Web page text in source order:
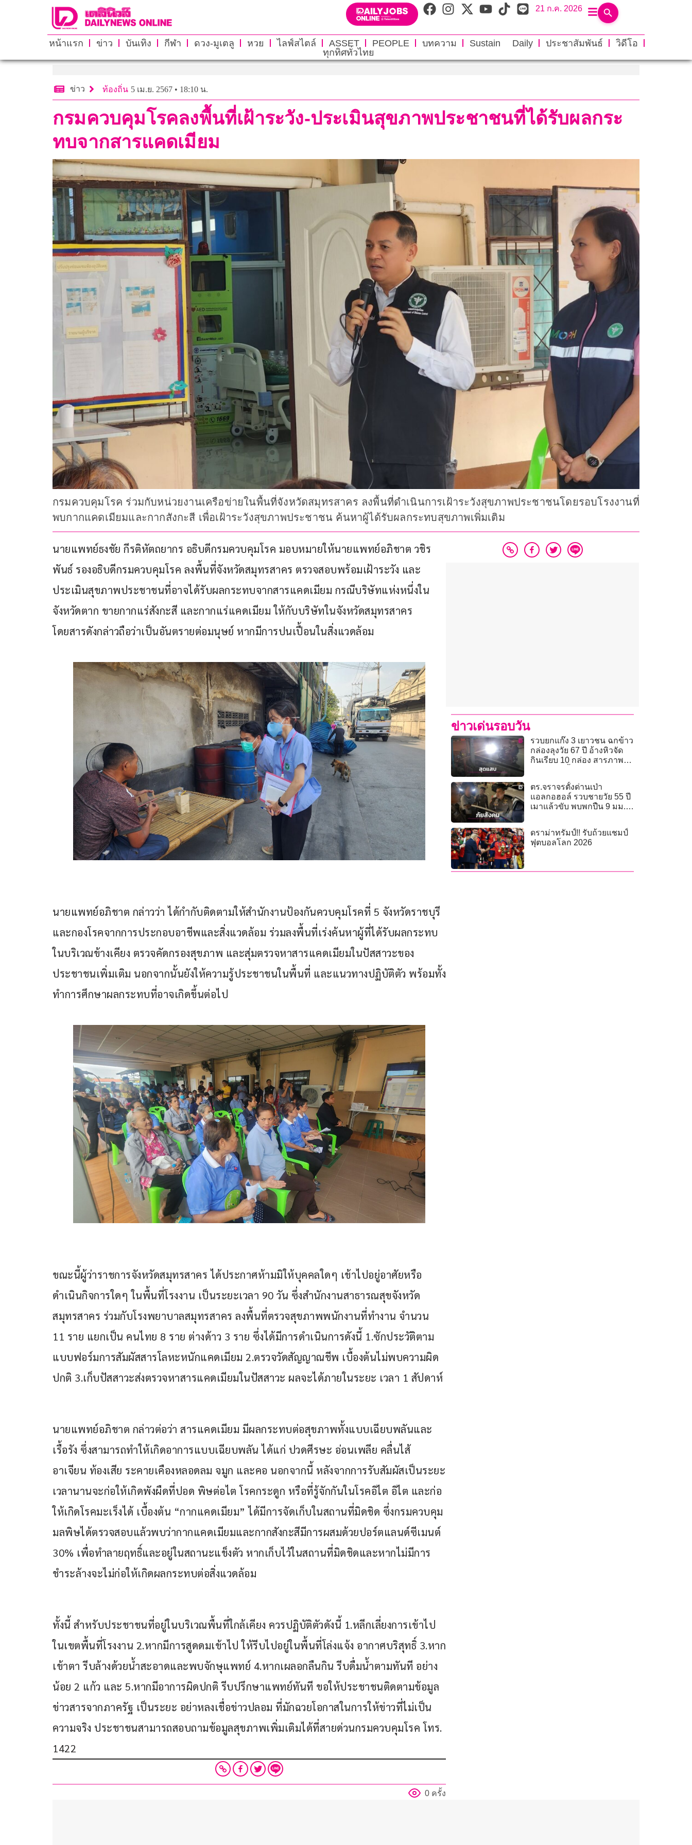
21 ก.ค. 2026
หน้าแรก ข่าว บันเทิง กีฬา ดวง-มูเตลู หวย ไลฟ์สไตล์ ASSET PEOPLE บทความ Sustain Daily ประชาสัมพันธ์
วิดีโอ
ทุกทิศทั่วไทย
ข่าว ท้องถิ่น 5 เม.ย. 2567 • 18:10 น.
กรมควบคุมโรคลงพื้นที่เฝ้าระวัง-ประเมินสุขภาพประชาชนที่ได้รับผลกระ
ทบจากสารแคดเมียม
กรมควบคุมโรค ร่วมกับหน่วยงานเครือข่ายในพื้นที่จังหวัดสมุทรสาคร ลงพื้นที่ดำเนินการเฝ้าระวังสุขภาพประชาชนโดยรอบโรงงานที่
พบกากแคดเมียมและกากสังกะสี เพื่อเฝ้าระวังสุขภาพประชาชน ค้นหาผู้ได้รับผลกระทบสุขภาพเพิ่มเติม
นายแพทย์ธงชัย กีรติหัตถยากร อธิบดีกรมควบคุมโรค มอบหมายให้นายแพทย์อภิชาต วชิร
พันธ์ รองอธิบดีกรมควบคุมโรค ลงพื้นที่จังหวัดสมุทรสาคร ตรวจสอบพร้อมเฝ้าระวัง และ
ประเมินสุขภาพประชาชนที่อาจได้รับผลกระทบจากสารแคดเมียม กรณีบริษัทแห่งหนึ่งใน
จังหวัดตาก ขายกากแร่สังกะสี และกากแร่แคดเมียม ให้กับบริษัทในจังหวัดสมุทรสาคร
โดยสารดังกล่าวถือว่าเป็นอันตรายต่อมนุษย์ หากมีการปนเปื้อนในสิ่งแวดล้อม
นายแพทย์อภิชาต กล่าวว่า ได้กำกับติดตามให้สำนักงานป้องกันควบคุมโรคที่ 5 จังหวัดราชบุรี
และกองโรคจากการประกอบอาชีพและสิ่งแวดล้อม ร่วมลงพื้นที่เร่งค้นหาผู้ที่ได้รับผลกระทบ
ในบริเวณข้างเคียง ตรวจคัดกรองสุขภาพ และสุ่มตรวจหาสารแคดเมียมในปัสสาวะของ
ประชาชนเพิ่มเติม นอกจากนั้นยังให้ความรู้ประชาชนในพื้นที่ และแนวทางปฏิบัติตัว พร้อมทั้ง
ทำการศึกษาผลกระทบที่อาจเกิดขึ้นต่อไป
ขณะนี้ผู้ว่าราชการจังหวัดสมุทรสาคร ได้ประกาศห้ามมิให้บุคคลใดๆ เข้าไปอยู่อาศัยหรือ
ดำเนินกิจการใดๆ ในพื้นที่โรงงาน เป็นระยะเวลา 90 วัน ซึ่งสำนักงานสาธารณสุขจังหวัด
สมุทรสาคร ร่วมกับโรงพยาบาลสมุทรสาคร ลงพื้นที่ตรวจสุขภาพพนักงานที่ทำงาน จำนวน
11 ราย แยกเป็น คนไทย 8 ราย ต่างด้าว 3 ราย ซึ่งได้มีการดำเนินการดังนี้ 1.ซักประวัติตาม
แบบฟอร์มการสัมผัสสารโลหะหนักแคดเมียม 2.ตรวจวัดสัญญาณชีพ เบื้องต้นไม่พบความผิด
ปกติ 3.เก็บปัสสาวะส่งตรวจหาสารแคดเมียมในปัสสาวะ ผลจะได้ภายในระยะ เวลา 1 สัปดาห์
นายแพทย์อภิชาต กล่าวต่อว่า สารแคดเมียม มีผลกระทบต่อสุขภาพทั้งแบบเฉียบพลันและ
เรื้อรัง ซึ่งสามารถทำให้เกิดอาการแบบเฉียบพลัน ได้แก่ ปวดศีรษะ อ่อนเพลีย คลื่นไส้
อาเจียน ท้องเสีย ระคายเคืองหลอดลม จมูก และคอ นอกจากนี้ หลังจากการรับสัมผัสเป็นระยะ
เวลานานจะก่อให้เกิดพังผืดที่ปอด พิษต่อไต โรคกระดูก หรือที่รู้จักกันในโรคอิไต อิไต และก่อ
ให้เกิดโรคมะเร็งได้ เบื้องต้น “กากแคดเมียม” ได้มีการจัดเก็บในสถานที่มิดชิด ซึ่งกรมควบคุม
มลพิษได้ตรวจสอบแล้วพบว่ากากแคดเมียมและกากสังกะสีมีการผสมด้วยปอร์ตแลนด์ซีเมนต์
30% เพื่อทำลายฤทธิ์และอยู่ในสถานะแข็งตัว หากเก็บไว้ในสถานที่มิดชิดและหากไม่มีการ
ชำระล้างจะไม่ก่อให้เกิดผลกระทบต่อสิ่งแวดล้อม
ทั้งนี้ สำหรับประชาชนที่อยู่ในบริเวณพื้นที่ใกล้เคียง ควรปฏิบัติตัวดังนี้ 1.หลีกเลี่ยงการเข้าไป
ในเขตพื้นที่โรงงาน 2.หากมีการสูดดมเข้าไป ให้รีบไปอยู่ในพื้นที่โล่งแจ้ง อากาศบริสุทธิ์ 3.หาก
เข้าตา รีบล้างด้วยน้ำสะอาดและพบจักษุแพทย์ 4.หากเผลอกลืนกิน รีบดื่มน้ำตามทันที อย่าง
น้อย 2 แก้ว และ 5.หากมีอาการผิดปกติ รีบปรึกษาแพทย์ทันที ขอให้ประชาชนติดตามข้อมูล
ข่าวสารจากภาครัฐ เป็นระยะ อย่าหลงเชื่อข่าวปลอม ที่มักฉวยโอกาสในการให้ข่าวที่ไม่เป็น
ความจริง ประชาชนสามารถสอบถามข้อมูลสุขภาพเพิ่มเติมได้ที่สายด่วนกรมควบคุมโรค โทร.
1422
0 ครั้ง
ข่าวเด่นรอบวัน
รวบยกแก๊ง 3 เยาวชน ฉกข้าว
กล่องลุงวัย 67 ปี อ้างหิวจัด
กินเรียบ 10 กล่อง สารภาพ
ตร.จราจรตั้งด่านเป่า
แอลกอฮอล์ รวบชายวัย 55 ปี
เมาแล้วขับ พบพกปืน 9 มม.
ดราม่าทรัมป์!! รับถ้วยแชมป์
ฟุตบอลโลก 2026